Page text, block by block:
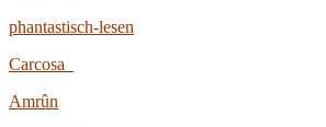
phantastisch-lesen
Carcosa
Amrûn